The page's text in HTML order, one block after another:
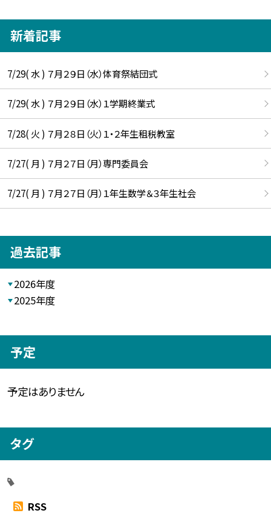
新着記事
7/29( 水 ) ７月２９日（水）体育祭結団式
7/29( 水 ) ７月２９日（水）１学期終業式
7/28( 火 ) ７月２８日（火）１・２年生租税教室
7/27( 月 ) ７月２７日（月）専門委員会
7/27( 月 ) ７月２７日（月）１年生数学＆３年生社会
過去記事
2026年度
2025年度
予定
予定はありません
タグ
RSS